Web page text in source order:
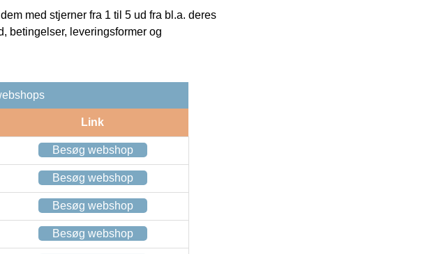
med stjerner fra 1 til 5 ud fra bl.a. deres
betingelser, leveringsformer og
Link
Besøg webshop
Besøg webshop
Besøg webshop
Besøg webshop